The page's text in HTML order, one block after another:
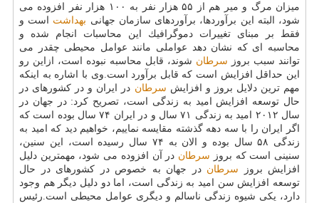
میزان مرگ و میر هم از ۵۵ هزار نفر به ۱۰۰ هزار نفر افزوده می
شود، البته این برآوردها، برآوردهای سازمان جهانی بهداشت است و
فقط بر مبنای تغییرات دموگرافیك این محاسبات انجام شده و
محاسبه ای كه نشان دهد عواملی مانند عوامل محیطی چقدر می
توانند سبب بروز سرطان شوند، قابل محاسبه نبوده است، ازاین رو
این حداقل افزایش است كه قابل برآورد است.وی با اشاره به اینكه
مهم ترین دلایل بروز و افزایش سرطان در ایران و در كشورهای در
حال توسعه افزایش امید به زندگی است، تصریح كرد: در جهان در
سال ۲۰۱۲ امید به زندگی ۷۱ سال و در ایران ۷۴ سال بوده است كه
اگر ایران را با سه دهه گذشته مقایسه نماییم، خواهیم دید كه امید به
زندگی ۵۸ سال بوده و الان به ۷۴ سال رسیده است، این سنین،
سنینی است كه بروز سرطان در آن افزوده می شود، مهمترین دلیل
افزایش بروز سرطان در جهان به خصوص در كشورهای در حال
توسعه افزایش سن امید به زندگی است، اما دو دلیل دیگر هم وجود
دارد، یكی شیوه زندگی ناسالم و دیگری عوامل محیطی است.رئیس